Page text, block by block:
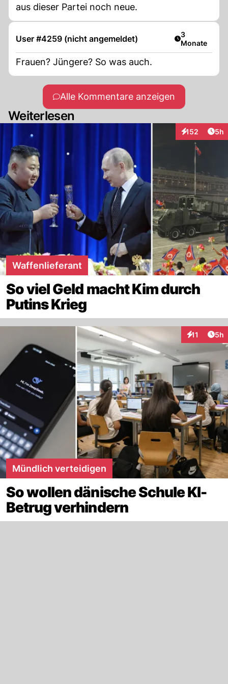
aus dieser Partei noch neue.
User #4259 (nicht angemeldet) Artikel
3
Monate
Frauen? Jüngere? So was auch.
Alle Kommentare anzeigen
Weiterlesen
152
Interaktionen
5h
Waffenlieferant
So viel Geld macht Kim durch
Putins Krieg
11 5h
Mündlich verteidigen
So wollen dänische Schule KI-
Betrug verhindern